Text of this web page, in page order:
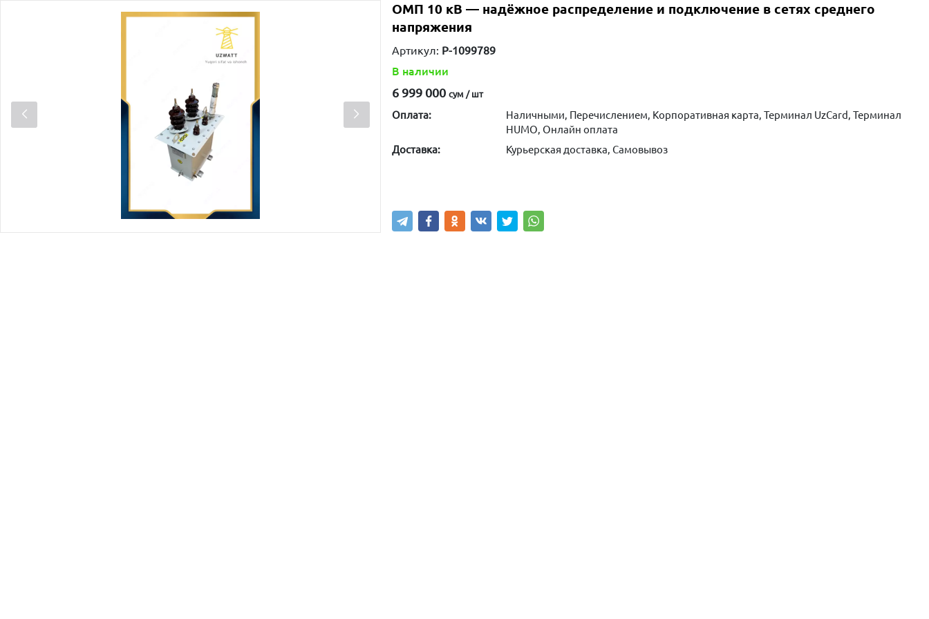
ОМП 10 кВ — надёжное распределение и подключение в сетях среднего
напряжения
Артикул: P-1099789
В наличии
6 999 000 сум / шт
Оплата:
Наличными, Перечислением, Корпоративная карта, Терминал UzCard, Терминал
HUMO, Онлайн оплата
Доставка:
Курьерская доставка, Самовывоз